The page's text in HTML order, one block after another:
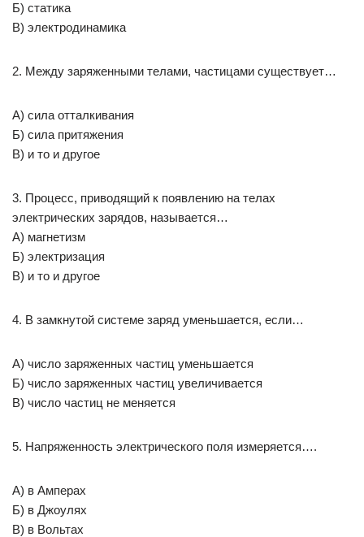
Б) статика
В) электродинамика
2. Между заряженными телами, частицами существует…
А) сила отталкивания
Б) сила притяжения
В) и то и другое
3. Процесс, приводящий к появлению на телах
электрических зарядов, называется…
А) магнетизм
Б) электризация
В) и то и другое
4. В замкнутой системе заряд уменьшается, если…
А) число заряженных частиц уменьшается
Б) число заряженных частиц увеличивается
В) число частиц не меняется
5. Напряженность электрического поля измеряется….
А) в Амперах
Б) в Джоулях
В) в Вольтах